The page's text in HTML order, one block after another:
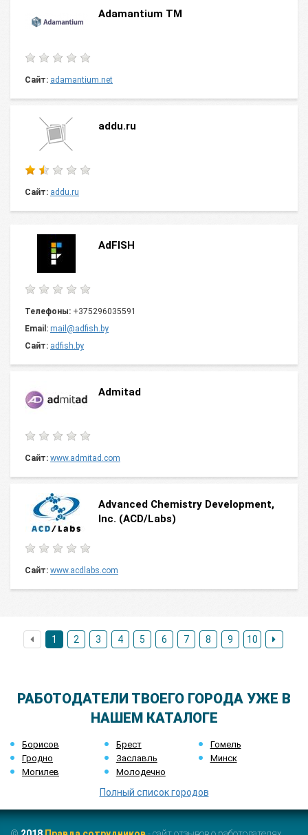
Adamantium TM
Сайт: adamantium.net
addu.ru
Сайт: addu.ru
AdFISH
Телефоны: +375296035591
Email: mail@adfish.by
Сайт: adfish.by
Admitad
Сайт: www.admitad.com
Advanced Chemistry Development,
Inc. (ACD/Labs)
Сайт: www.acdlabs.com
1 2 3 4 5 6 7 8 9 10
РАБОТОДАТЕЛИ ТВОЕГО ГОРОДА УЖЕ В
НАШЕМ КАТАЛОГЕ
Борисов Брест
Гомель
Гродно
Заславль
Минск
Могилев
Молодечно
Полный список городов